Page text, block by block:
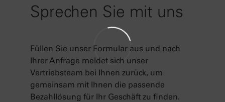
Sprechen Sie mit uns
Füllen Sie unser Formular aus und nach
Ihrer Anfrage meldet sich unser
Vertriebsteam bei Ihnen zurück, um
gemeinsam mit Ihnen die passende
Bezahllösung für Ihr Geschäft zu finden.